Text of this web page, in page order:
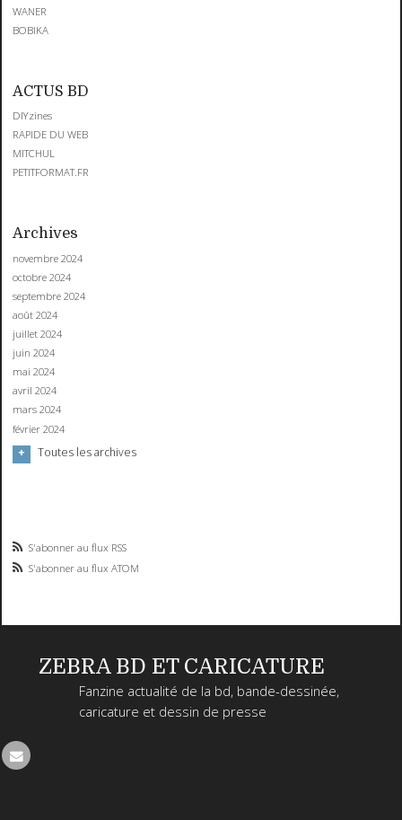
WANER
BOBIKA
ACTUS BD
DIYzines
RAPIDE DU WEB
MITCHUL
PETITFORMAT.FR
Archives
novembre 2024
octobre 2024
septembre 2024
août 2024
juillet 2024
juin 2024
mai 2024
avril 2024
mars 2024
février 2024
Toutes les archives
S'abonner au flux RSS
S'abonner au flux ATOM
ZEBRA BD ET CARICATURE
Fanzine actualité de la bd, bande-dessinée,
caricature et dessin de presse